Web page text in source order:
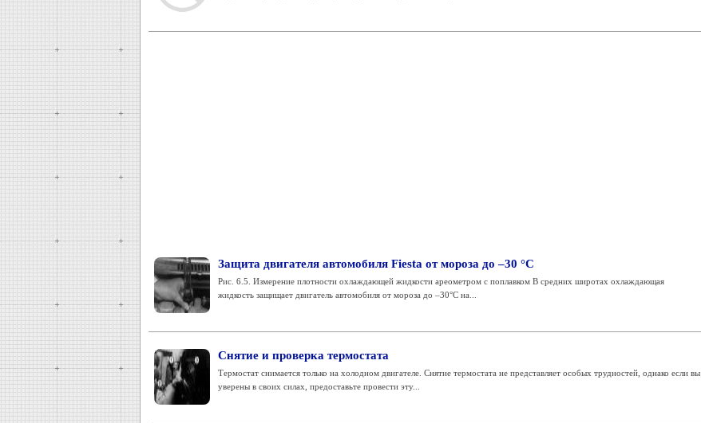
Защита двигателя автомобиля Fiesta от мороза до –30 °С
Рис. 6.5. Измерение плотности охлаждающей жидкости ареометром с поплавком В средних широтах охлаждающая
жидкость защищает двигатель автомобиля от мороза до –30°C на...
Снятие и проверка термостата
Термостат снимается только на холодном двигателе. Снятие термостата не представляет особых трудностей, однако если вы
уверены в своих силах, предоставьте провести эту...